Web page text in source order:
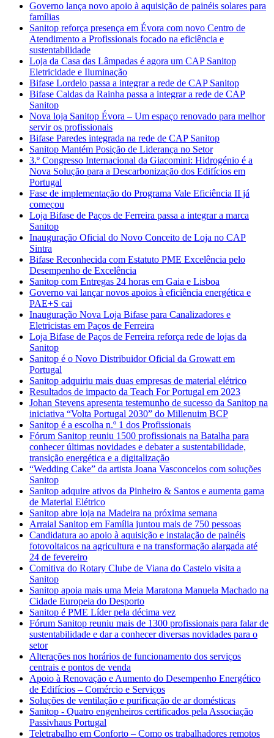
Governo lança novo apoio à aquisição de painéis solares para
famílias
Sanitop reforça presença em Évora com novo Centro de
Atendimento a Profissionais focado na eficiência e
sustentabilidade
Loja da Casa das Lâmpadas é agora um CAP Sanitop
Eletricidade e Iluminação
Bifase Lordelo passa a integrar a rede de CAP Sanitop
Bifase Caldas da Rainha passa a integrar a rede de CAP
Sanitop
Nova loja Sanitop Évora – Um espaço renovado para melhor
servir os profissionais
Bifase Paredes integrada na rede de CAP Sanitop
Sanitop Mantém Posição de Liderança no Setor
3.º Congresso Internacional da Giacomini: Hidrogénio é a
Nova Solução para a Descarbonização dos Edifícios em
Portugal
Fase de implementação do Programa Vale Eficiência II já
começou
Loja Bifase de Paços de Ferreira passa a integrar a marca
Sanitop
Inauguração Oficial do Novo Conceito de Loja no CAP
Sintra
Bifase Reconhecida com Estatuto PME Excelência pelo
Desempenho de Excelência
Sanitop com Entregas 24 horas em Gaia e Lisboa
Governo vai lançar novos apoios à eficiência energética e
PAE+S cai
Inauguração Nova Loja Bifase para Canalizadores e
Eletricistas em Paços de Ferreira
Loja Bifase de Paços de Ferreira reforça rede de lojas da
Sanitop
Sanitop é o Novo Distribuidor Oficial da Growatt em
Portugal
Sanitop adquiriu mais duas empresas de material elétrico
Resultados de impacto da Teach For Portugal em 2023
Johan Stevens apresenta testemunho de sucesso da Sanitop na
iniciativa “Volta Portugal 2030” do Millenuim BCP
Sanitop é a escolha n.º 1 dos Profissionais
Fórum Sanitop reuniu 1500 profissionais na Batalha para
conhecer últimas novidades e debater a sustentabilidade,
transição energética e a digitalização
“Wedding Cake” da artista Joana Vasconcelos com soluções
Sanitop
Sanitop adquire ativos da Pinheiro & Santos e aumenta gama
de Material Elétrico
Sanitop abre loja na Madeira na próxima semana
Arraial Sanitop em Família juntou mais de 750 pessoas
Candidatura ao apoio à aquisição e instalação de painéis
fotovoltaicos na agricultura e na transformação alargada até
24 de fevereiro
Comitiva do Rotary Clube de Viana do Castelo visita a
Sanitop
Sanitop apoia mais uma Meia Maratona Manuela Machado na
Cidade Europeia do Desporto
Sanitop é PME Líder pela décima vez
Fórum Sanitop reuniu mais de 1300 profissionais para falar de
sustentabilidade e dar a conhecer diversas novidades para o
setor
Alterações nos horários de funcionamento dos serviços
centrais e pontos de venda
Apoio à Renovação e Aumento do Desempenho Energético
de Edifícios – Comércio e Serviços
Soluções de ventilação e purificação de ar domésticas
Sanitop - Quatro engenheiros certificados pela Associação
Passivhaus Portugal
Teletrabalho em Conforto – Como os trabalhadores remotos